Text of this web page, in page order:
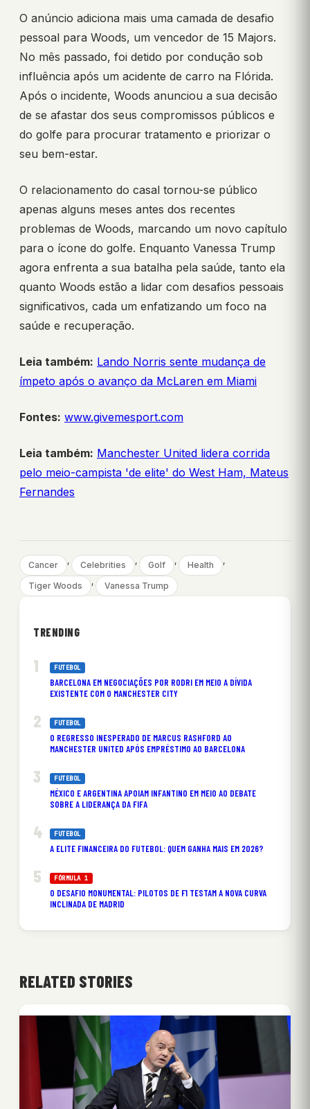
O anúncio adiciona mais uma camada de desafio
pessoal para Woods, um vencedor de 15 Majors.
No mês passado, foi detido por condução sob
influência após um acidente de carro na Flórida.
Após o incidente, Woods anunciou a sua decisão
de se afastar dos seus compromissos públicos e
do golfe para procurar tratamento e priorizar o
seu bem-estar.
O relacionamento do casal tornou-se público
apenas alguns meses antes dos recentes
problemas de Woods, marcando um novo capítulo
para o ícone do golfe. Enquanto Vanessa Trump
agora enfrenta a sua batalha pela saúde, tanto ela
quanto Woods estão a lidar com desafios pessoais
significativos, cada um enfatizando um foco na
saúde e recuperação.
Leia também: Lando Norris sente mudança de
ímpeto após o avanço da McLaren em Miami
Fontes: www.givemesport.com
Leia também: Manchester United lidera corrida
pelo meio-campista 'de elite' do West Ham, Mateus
Fernandes
Cancer , Celebrities , Golf , Health ,
Tiger Woods , Vanessa Trump
TRENDING
FUTEBOL
BARCELONA EM NEGOCIAÇÕES POR RODRI EM MEIO A DÍVIDA
EXISTENTE COM O MANCHESTER CITY
FUTEBOL
O REGRESSO INESPERADO DE MARCUS RASHFORD AO
MANCHESTER UNITED APÓS EMPRÉSTIMO AO BARCELONA
FUTEBOL
MÉXICO E ARGENTINA APOIAM INFANTINO EM MEIO AO DEBATE
SOBRE A LIDERANÇA DA FIFA
FUTEBOL
A ELITE FINANCEIRA DO FUTEBOL: QUEM GANHA MAIS EM 2026?
FÓRMULA 1
O DESAFIO MONUMENTAL: PILOTOS DE F1 TESTAM A NOVA CURVA
INCLINADA DE MADRID
RELATED STORIES